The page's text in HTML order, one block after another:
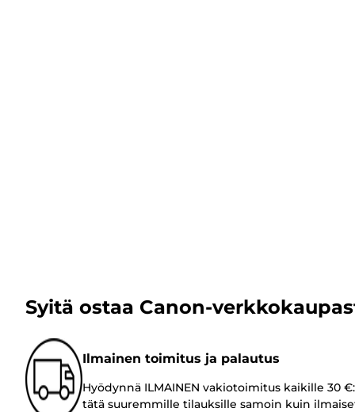
Syitä ostaa Canon-
Ilmainen toimitus ja palautus
Hyödynnä ILMAINEN vakiotoimitus kaikille 30
tätä suuremmille tilauksille samoin kuin